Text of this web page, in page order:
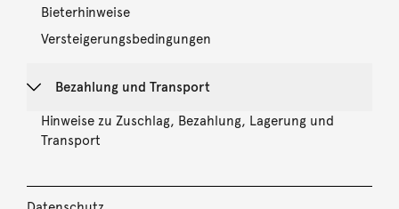
Bieterhinweise
Versteigerungsbedingungen
Bezahlung und Transport
Hinweise zu Zuschlag, Bezahlung, Lagerung und
Transport